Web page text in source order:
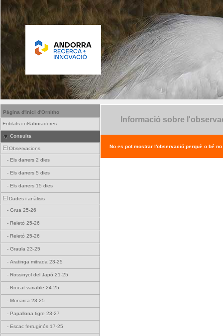
Pàgina d'inici d'Ornitho
Entitats col·laboradores
Consulta
Observacions
- Els darrers 2 dies
- Els darrers 5 dies
- Els darrers 15 dies
Dades i anàlisis
- Grua 25-26
- Reietó 25-26
- Reietó 25-26
- Graula 23-25
- Aratinga mitrada 23-25
- Rossinyol del Japó 21-25
- Brocat variable 24-25
- Monarca 23-25
- Papallona tigre 23-27
- Escac ferruginós 17-25
Informació sobre
No es pot mostrar l'observació perquè o bé